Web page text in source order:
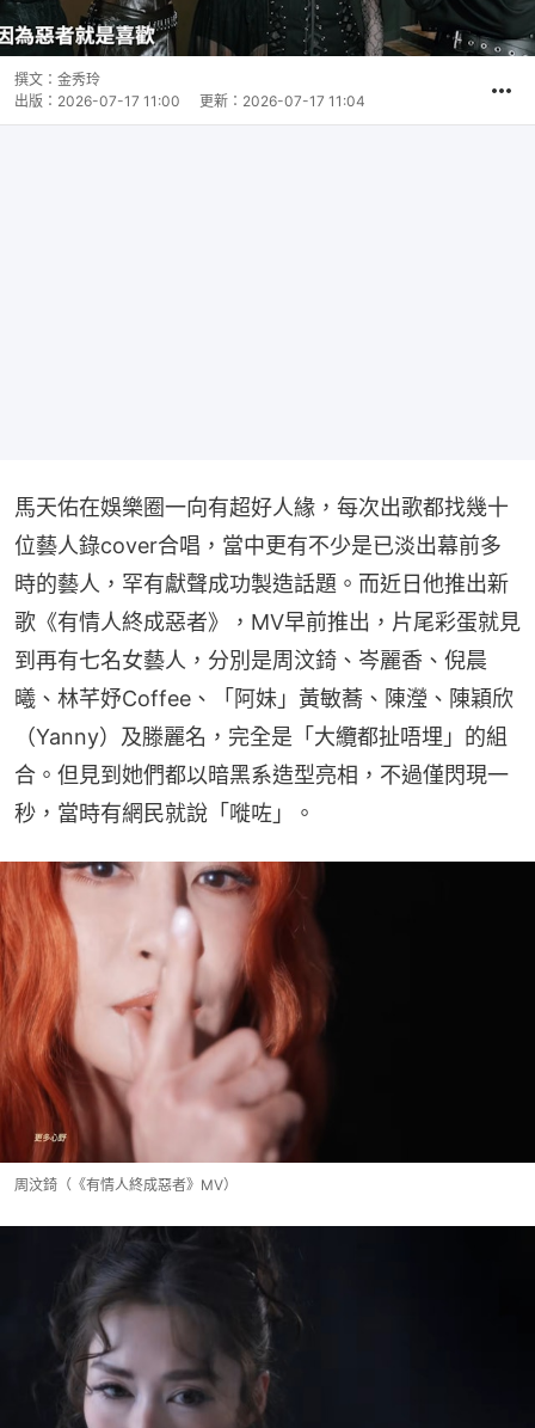
撰文： 金秀玲
出版： 2026-07-17 11:00 更新： 2026-07-17 11:04
馬天佑在娛樂圈一向有超好人緣，每次出歌都找幾十
位藝人錄cover合唱，當中更有不少是已淡出幕前多
時的藝人，罕有獻聲成功製造話題。而近日他推出新
歌《有情人終成惡者》，MV早前推出，片尾彩蛋就見
到再有七名女藝人，分別是周汶錡、岑麗香、倪晨
曦、林芊妤Coffee、「阿妹」黃敏蕎、陳瀅、陳穎欣
（Yanny）及滕麗名，完全是「大纜都扯唔埋」的組
合。但見到她們都以暗黑系造型亮相，不過僅閃現一
秒，當時有網民就說「嘥咗」。
周汶錡（《有情人終成惡者》MV）